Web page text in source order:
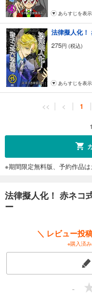
あらすじを表
法律擬人化！
275円 (税込)
あらすじを表
<< < 1
※期間限定無料版、予約作品
法律擬人化！ 赤ネコ
ー
＼ レビュー投
※購入済
-